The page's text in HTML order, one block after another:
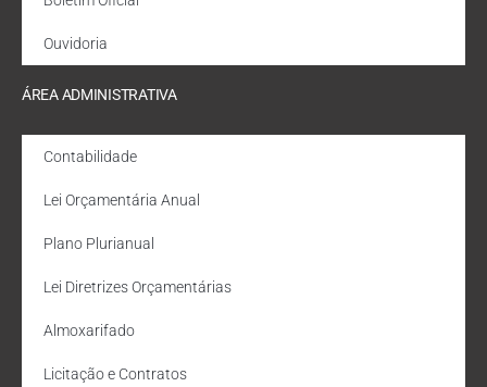
Ouvidoria
ÁREA ADMINISTRATIVA
Contabilidade
Lei Orçamentária Anual
Plano Plurianual
Lei Diretrizes Orçamentárias
Almoxarifado
Licitação e Contratos